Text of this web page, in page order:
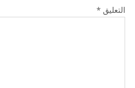
التعليق *